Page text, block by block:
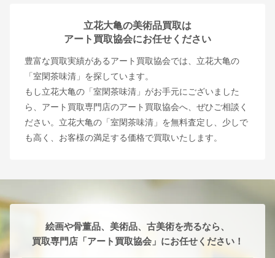
立花大亀の美術品買取は
アート買取協会にお任せください
豊富な買取実績があるアート買取協会では、立花大亀の
「室閑茶味清」を探しています。
もし立花大亀の「室閑茶味清」がお手元にございました
ら、アート買取専門店のアート買取協会へ、ぜひご相談く
ださい。立花大亀の「室閑茶味清」を無料査定し、少しで
も高く、お客様の満足する価格で買取いたします。
絵画や骨董品、美術品、古美術を売るなら、
買取専門店「アート買取協会」にお任せください！